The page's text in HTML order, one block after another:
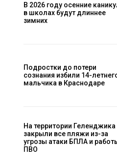
В 2026 году осенние
в школах будут длиннее
зимних
Подростки до потери
сознания избили 14-
мальчика в Краснодаре
На территории Геленджика
закрыли все пляжи из-за
угрозы атаки БПЛА и
ПВО